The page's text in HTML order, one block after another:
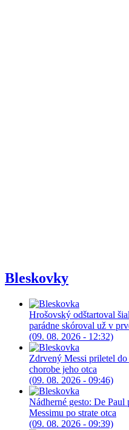
Bleskovky
Hrošovský odštartoval
parádne skóroval už v
(09. 08. 2026 - 12:32)
Zdrvený Messi priletel
chorobe jeho otca
(09. 08. 2026 - 09:46)
Nádherné gesto: De Paul
Messimu po strate otca
(09. 08. 2026 - 09:39)